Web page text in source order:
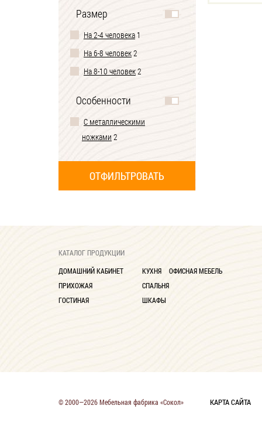
Размер
На 2-4 человека 1
На 6-8 человек2
На 8-10 человек2
Особенности
С металлическими
ножками 2
КАТАЛОГ ПРОДУКЦИИ
ДОМАШНИЙ КАБИНЕТ
ПРИХОЖАЯ
ГОСТИНАЯ
КУХНЯ
СПАЛЬНЯ
ШКАФЫ
ОФИСНАЯ МЕБЕЛЬ
© 2000—2026 Мебельная фабрика «Сокол» КАРТА САЙТА